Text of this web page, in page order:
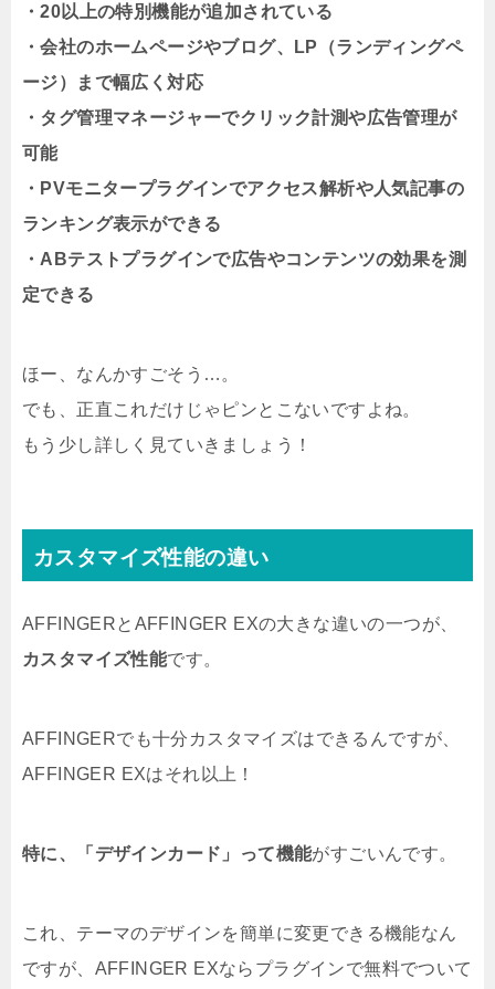
・20以上の特別機能が追加されている
・会社のホームページやブログ、LP（ランディングペ
ージ）まで幅広く対応
・タグ管理マネージャーでクリック計測や広告管理が
可能
・PVモニタープラグインでアクセス解析や人気記事の
ランキング表示ができる
・ABテストプラグインで広告やコンテンツの効果を測
定できる
ほー、なんかすごそう…。
でも、正直これだけじゃピンとこないですよね。
もう少し詳しく見ていきましょう！
カスタマイズ性能の違い
AFFINGERとAFFINGER EXの大きな違いの一つが、
カスタマイズ性能です。
AFFINGERでも十分カスタマイズはできるんですが、
AFFINGER EXはそれ以上！
特に、「デザインカード」って機能がすごいんです。
これ、テーマのデザインを簡単に変更できる機能なん
ですが、AFFINGER EXならプラグインで無料でついて